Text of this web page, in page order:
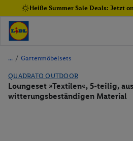
Heiße Summer Sale Deals: Jetzt
/ Gartenmöbelsets
QUADRATO OUTDOOR
Loungeset »Textilen«, 5-teilig, aus
witterungsbeständigen Material